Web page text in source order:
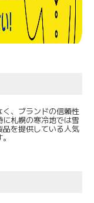
、ブランドの信頼性
札幌の寒冷地では雪
を提供している人気